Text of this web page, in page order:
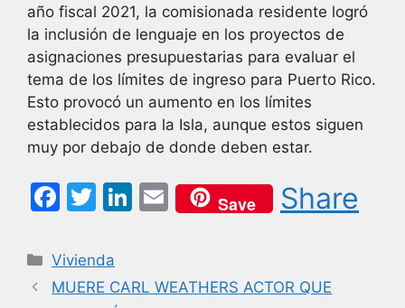
año fiscal 2021, la comisionada residente logró
la inclusión de lenguaje en los proyectos de
asignaciones presupuestarias para evaluar el
tema de los límites de ingreso para Puerto Rico.
Esto provocó un aumento en los límites
establecidos para la Isla, aunque estos siguen
muy por debajo de donde deben estar.
F
c
e
T
itt
er
Li
e
E
m
l
Save Share
Categorías
Vivienda
MUERE CARL WEATHERS ACTOR QUE